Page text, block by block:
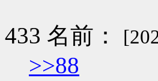
433 名前：
>>88